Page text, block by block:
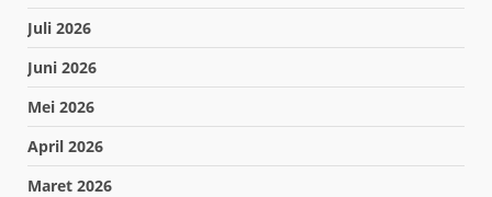
Juli 2026
Juni 2026
Mei 2026
April 2026
Maret 2026